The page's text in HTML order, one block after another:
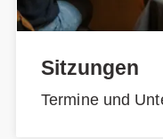
Sitzungen
Termine und